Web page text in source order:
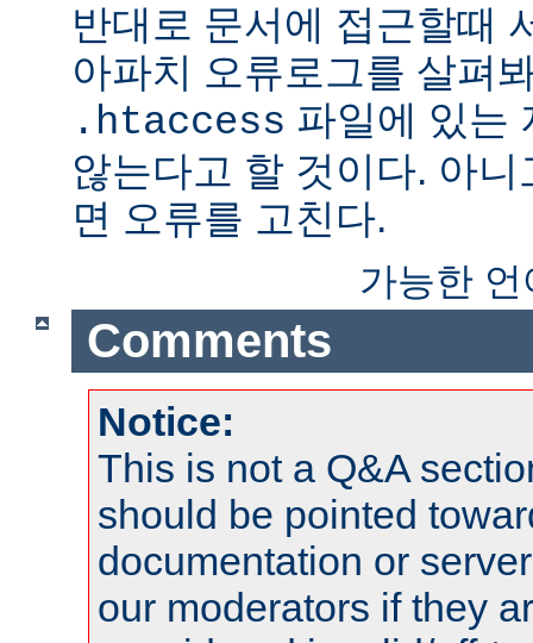
반대로 문서에 접근할때
아파치 오류로그를 살펴
.htaccess 파일에 있는
않는다고 할 것이다. 아
면 오류를 고친다.
가능한
Comments
Notice:
This is not a Q&A
should be pointed
documentation or
our moderators if they